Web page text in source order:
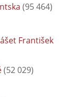
(95 464)
František
(52 029)